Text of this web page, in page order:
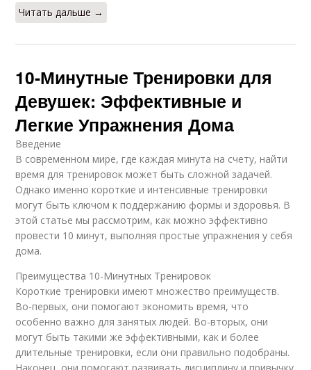
Читать дальше →
10-Минутные Тренировки для
Девушек: Эффективные и
Легкие Упражнения Дома
Введение
В современном мире, где каждая минута на счету, найти
время для тренировок может быть сложной задачей.
Однако именно короткие и интенсивные тренировки
могут быть ключом к поддержанию формы и здоровья. В
этой статье мы рассмотрим, как можно эффективно
провести 10 минут, выполняя простые упражнения у себя
дома.
Преимущества 10-Минутных Тренировок
Короткие тренировки имеют множество преимуществ.
Во-первых, они помогают экономить время, что
особенно важно для занятых людей. Во-вторых, они
могут быть такими же эффективными, как и более
длительные тренировки, если они правильно подобраны.